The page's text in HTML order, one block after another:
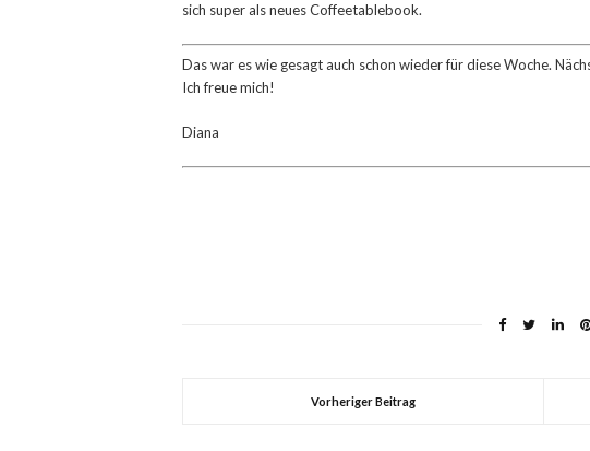
sich super als neues Coffeetablebook.
Das war es wie gesagt auch schon wieder für diese Woche.
Ich freue mich!
Diana
Vorheriger Beitrag